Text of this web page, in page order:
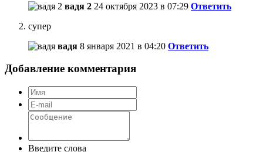
вадя 2 24 октября 2023 в 07:29 Ответить
супер
вадя 8 января 2021 в 04:20 Ответить
Добавление комментария
Введите слова